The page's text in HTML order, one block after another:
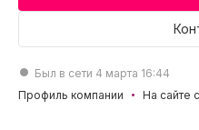
Был в сети 4 марта 16:44
Профиль компании
На сайте